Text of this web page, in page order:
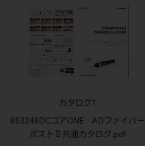
カタログ1
853248DCコアONE ADファイバー
ポストⅡ共通カタログ.pdf